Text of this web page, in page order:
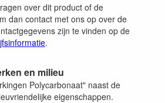
over dit product of de
dan contact met ons op over de
zijn te vinden op de
.
en milieu
Polycarbonaat" naast de
eigenschappen.